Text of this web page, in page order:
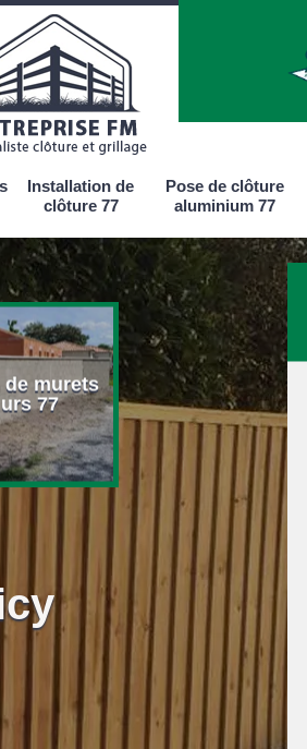
Installation de
clôture 77
Pose de clôture
aluminium 77
de murets
77
Installation de
clôture 77